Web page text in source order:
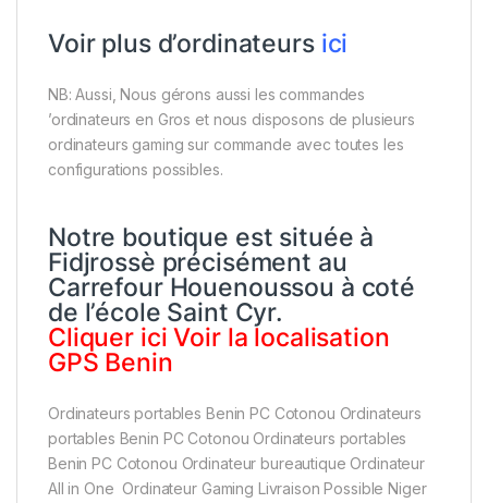
Voir plus d’ordinateurs ici
NB: Aussi, Nous gérons aussi les commandes
’ordinateurs en Gros et nous disposons de plusieurs
ordinateurs gaming sur commande avec toutes les
configurations possibles.
Notre boutique est située à
Fidjrossè précisément au
Carrefour Houenoussou à coté
de l’école Saint Cyr.
Cliquer ici Voir la localisation
GPS Benin
Ordinateurs portables Benin PC Cotonou Ordinateurs
portables Benin PC Cotonou Ordinateurs portables
Benin PC Cotonou Ordinateur bureautique Ordinateur
All in One Ordinateur Gaming Livraison Possible Niger